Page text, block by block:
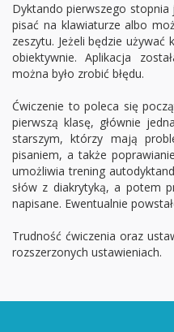
Dyktando pierwszego
pisać na klawiaturze albo
zeszytu. Jeżeli będzie
obiektywnie. Aplikacja
można było zrobić błędu.
Ćwiczenie to poleca się
pierwszą klasę, głównie
starszym, którzy mają
pisaniem, a także
umożliwia trening
słów z diakrytyką, a potem
napisane. Ewentualnie
Trudność ćwiczenia oraz
rozszerzonych ustawieniach.